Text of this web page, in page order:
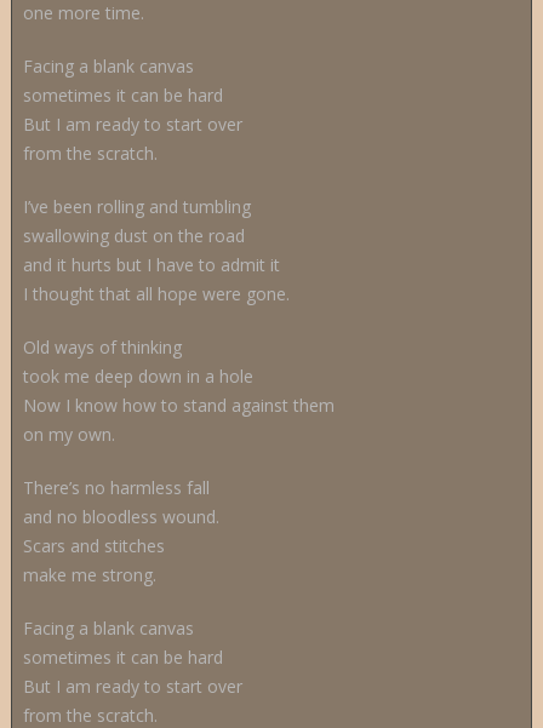
one more time.
Facing a blank canvas
sometimes it can be hard
But I am ready to start over
from the scratch.
I’ve been rolling and tumbling
swallowing dust on the road
and it hurts but I have to admit it
I thought that all hope were gone.
Old ways of thinking
took me deep down in a hole
Now I know how to stand against them
on my own.
There’s no harmless fall
and no bloodless wound.
Scars and stitches
make me strong.
Facing a blank canvas
sometimes it can be hard
But I am ready to start over
from the scratch.